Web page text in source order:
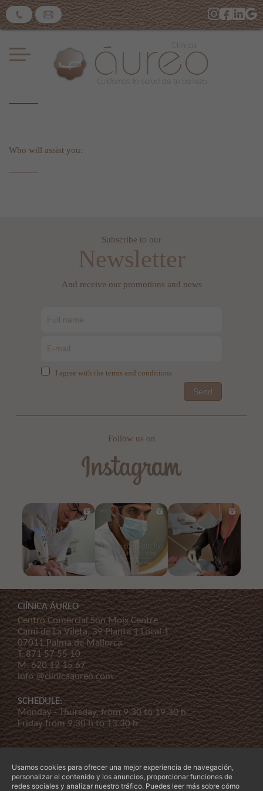
Who will assist you:
Subscribe to our
Newsletter
And receive our promotions and news
I agree with the terms and conditions
Send
Follow us on
ClÍNICA ÁUREO
Centro Comercial Son Moix Centre
Cami de La Vileta, 39 Planta 1 Local 1
07011 Palma de Mallorca
T.871 57 55 10
M.620 12 15 67
info @clinicaaureo.com
SCHEDULE:
Monday - Thursday, from 9.30 to 19.30 h
Friday from 9.30 h to 13.30 h
Usamos cookies para ofrecer una mejor experiencia de navegación,
personalizar el contenido y los anuncios, proporcionar funciones de
redes sociales y analizar nuestro tráfico. Puedes leer más sobre cómo